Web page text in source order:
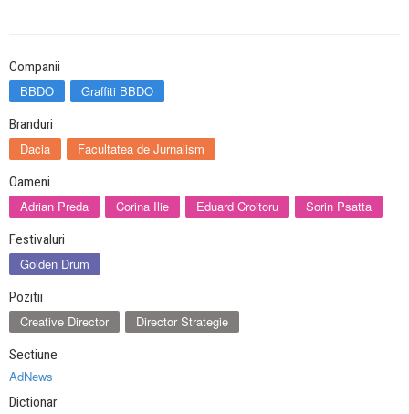
Companii
BBDO Graffiti BBDO
Branduri
Dacia Facultatea de Jurnalism
Oameni
Adrian Preda Corina Ilie Eduard Croitoru Sorin Psatta
Festivaluri
Golden Drum
Pozitii
Creative Director Director Strategie
Sectiune
AdNews
Dictionar